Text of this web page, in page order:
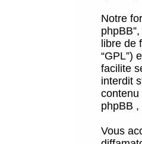
Notre
libre de
“GPL”)
facilite
interdit
contenu
phpBB
Vous